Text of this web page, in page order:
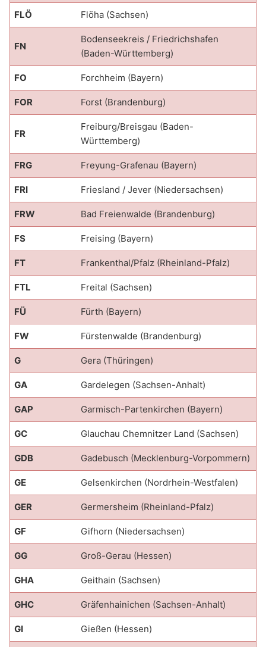
FLÖ Flöha (Sachsen)
FN
Bodenseekreis / Friedrichshafen
(Baden-Württemberg)
FO Forchheim (Bayern)
FOR Forst (Brandenburg)
FR
Freiburg/Breisgau (Baden-
Württemberg)
FRG Freyung-Grafenau (Bayern)
FRI Friesland / Jever (Niedersachsen)
FRW Bad Freienwalde (Brandenburg)
FS Freising (Bayern)
FT Frankenthal/Pfalz (Rheinland-Pfalz)
FTL Freital (Sachsen)
FÜ Fürth (Bayern)
FW Fürstenwalde (Brandenburg)
G Gera (Thüringen)
GA Gardelegen (Sachsen-Anhalt)
GAP Garmisch-Partenkirchen (Bayern)
GC Glauchau Chemnitzer Land (Sachsen)
GDB Gadebusch (Mecklenburg-Vorpommern)
GE Gelsenkirchen (Nordrhein-Westfalen)
GER Germersheim (Rheinland-Pfalz)
GF Gifhorn (Niedersachsen)
GG Groß-Gerau (Hessen)
GHA Geithain (Sachsen)
GHC Gräfenhainichen (Sachsen-Anhalt)
GI Gießen (Hessen)